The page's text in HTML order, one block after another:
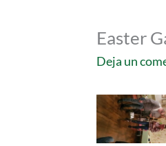
Easter
Deja un